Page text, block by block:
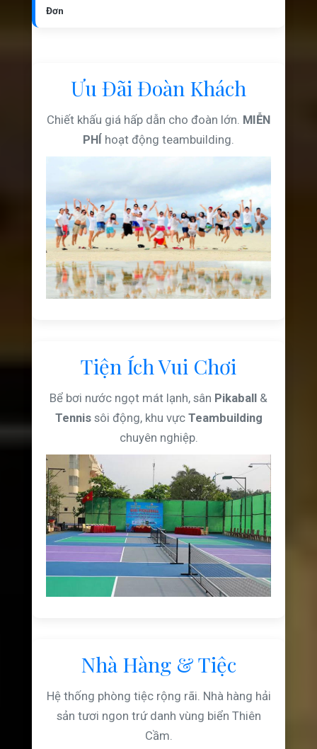
Đơn
Ưu Đãi Đoàn Khách
Chiết khấu giá hấp dẫn cho đoàn lớn. MIỄN
PHÍ hoạt động teambuilding.
Tiện Ích Vui Chơi
Bể bơi nước ngọt mát lạnh, sân Pikaball &
Tennissôi động, khu vực Teambuilding
chuyên nghiệp.
Nhà Hàng & Tiệc
Hệ thống phòng tiệc rộng rãi. Nhà hàng hải
sản tươi ngon trứ danh vùng biển Thiên
Cầm.